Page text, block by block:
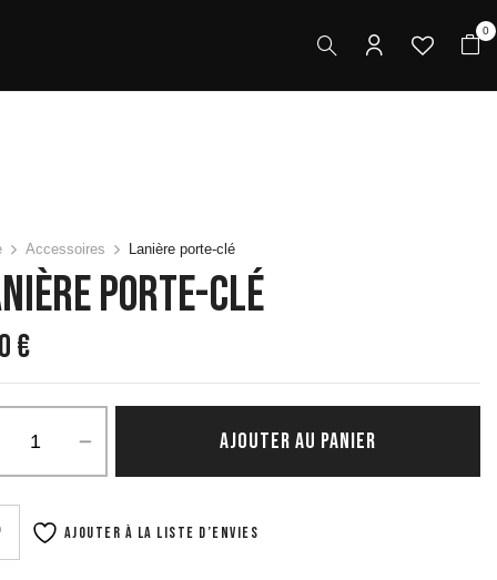
0
Accessoires Lanière porte-clé
Porte-Clé
€
AJOUTER AU PANIER
Ajouter à la liste d’envies